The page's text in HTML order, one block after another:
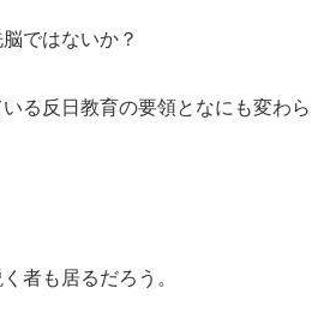
ではないか？
る反日教育の要領となにも変わら
者も居るだろう。